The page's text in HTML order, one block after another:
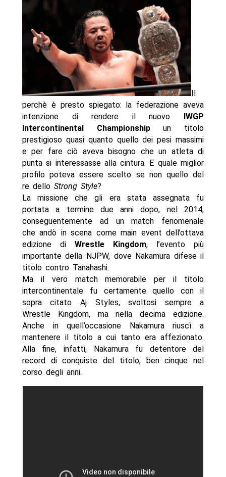
Il
perchè è presto spiegato: la federazione aveva
intenzione di rendere il nuovo
IWGP
Intercontinental Championshipun titolo
prestigioso quasi quanto quello dei pesi massimi
e per fare ciò aveva bisogno che un atleta di
punta si interessasse alla cintura. E quale miglior
profilo poteva essere scelto se non quello del
re delloStrong Style?
La missione che gli era stata assegnata fu
portata a termine due anni dopo, nel 2014,
conseguentemente ad un match fenomenale
che andò in scena come main event dell’ottava
edizione di Wrestle Kingdom, l’evento più
importante della NJPW, dove Nakamura difese il
titolo contro Tanahashi.
Ma il vero match memorabile per il titolo
intercontinentale fu certamente quello con il
sopra citato Aj Styles, svoltosi sempre a
Wrestle Kingdom, ma nella decima edizione.
Anche in quell’occasione Nakamura riuscì a
mantenere il titolo a cui tanto era affezionato.
Alla fine, infatti, Nakamura fu detentore del
record di conquiste del titolo, ben cinque nel
corso degli anni.